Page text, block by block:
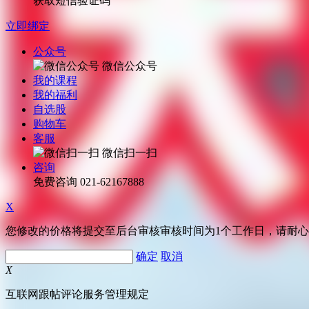
立即绑定
公众号
微信公众号
我的课程
我的福利
自选股
购物车
客服
微信扫一扫
咨询
免费咨询 021-62167888
X
您修改的价格将提交至后台审核审核时间为1个工作日，请耐
确定 取消
X
互联网跟帖评论服务管理规定